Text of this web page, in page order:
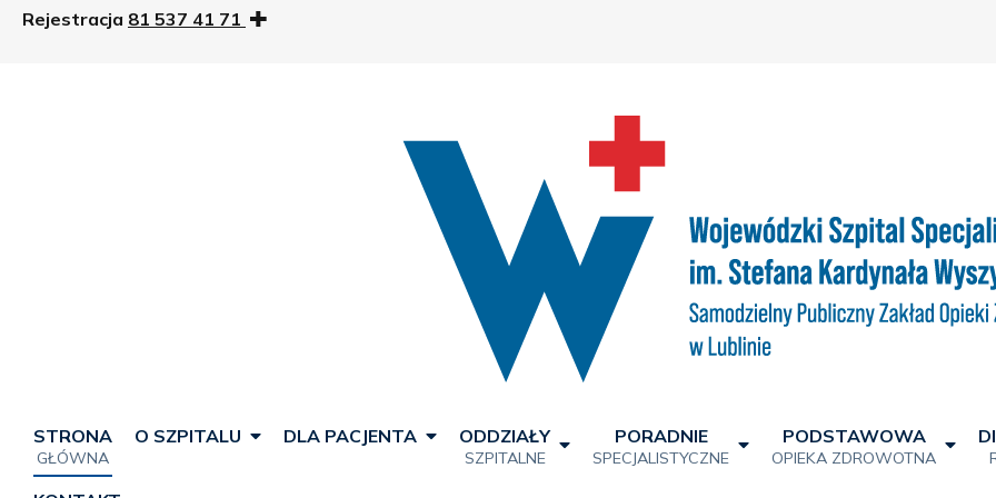
Rejestracja 81 537 41 71
STRONA
GŁÓWNA
O SZPITALU DLA PACJENTA ODDZIAŁY
SZPITALNE
PORADNIE
SPECJALISTYCZNE
PODSTAWOWA
OPIEKA ZDROWOTNA